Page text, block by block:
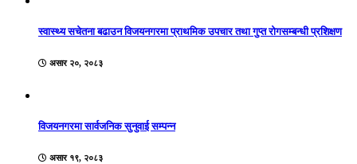
स्वास्थ्य सचेतना बढाउन विजयनगरमा प्राथमिक उपचार तथा गुप्त रोगसम्बन्धी प्रशिक्षण
असार २०, २०८३
विजयनगरमा सार्वजनिक सुनुवाई सम्पन्न
असार १९, २०८३